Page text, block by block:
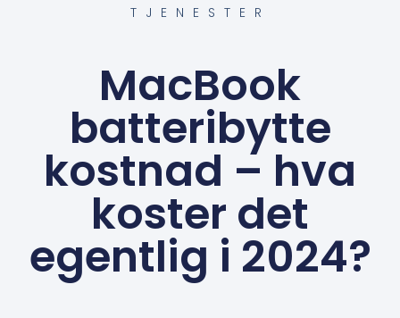
TJENESTER
MacBook
batteribytte
kostnad – hva
koster det
egentlig i 2024?